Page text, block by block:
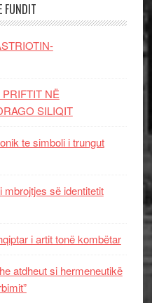
FUNDIT
NË
SILIQIT
te simboli i trungut
së identitetit
i artit tonë kombëtar
atdheut si hermeneutikë